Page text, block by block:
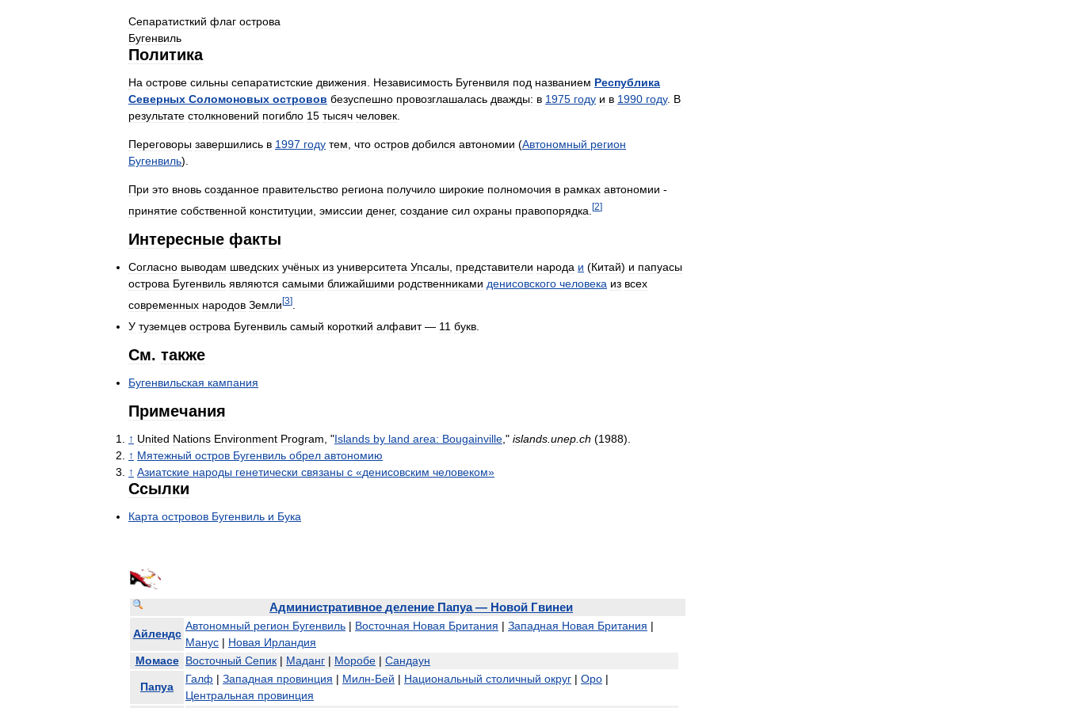
Сепаратисткий флаг острова
Бугенвиль
Политика
На острове сильны сепаратистские движения. Независимость Бугенвиля под названием Республика
Северных Соломоновых островов безуспешно провозглашалась дважды: в 1975 году и в 1990 году. В
результате столкновений погибло 15 тысяч человек.
Переговоры завершились в 1997 году тем, что остров добился автономии (Автономный регион
Бугенвиль).
При это вновь созданное правительство региона получило широкие полномочия в рамках автономии -
принятие собственной конституции эмиссии денег, создание сил охраны правопорядка [2]
Интересные факты
Согласно выводам шведских учёных из университета Упсалы представители народа и (Китай) и папуасы
острова Бугенвиль являются самыми ближайшими родственниками денисовского человека из всех
современных народов Земли[3]
У туземцев острова Бугенвиль самый короткий алфавит— 11 букв
См. также
Бугенвильская кампания
Примечания
↑ United Nations Environment Program , "Islands by land area: Bougainville ," islands unep ch (1988).
↑ Мятежный остров Бугенвиль обрел автономию
↑ Азиатские народы генетически связаны с «денисовским человеком»
Ссылки
Карта островов Бугенвиль и Бука
Административное деление Папуа— Новой Гвинеи
Айлендс
Автономный регион Бугенвиль | Восточная Новая Британия | Западная Новая Британия |
Манус | Новая Ирландия
Момасе Восточный Сепик | Маданг | Моробе | Сандаун
Папуа
Галф | Западная провинция | Милн-Бей | Национальный столичный округ | Оро |
Центральная провинция